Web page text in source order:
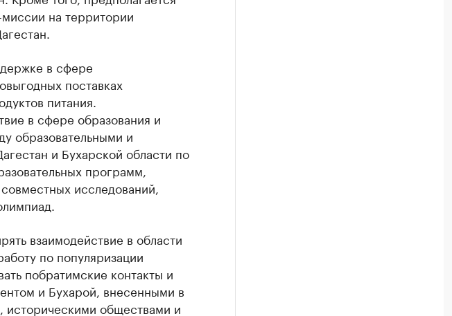
на территории
в сфере
поставках
питания.
в сфере образования и
образовательными и
и Бухарской области по
программ,
исследований,
взаимодействие в области
по популяризации
побратимские контакты и
и Бухарой, внесенными в
обществами и